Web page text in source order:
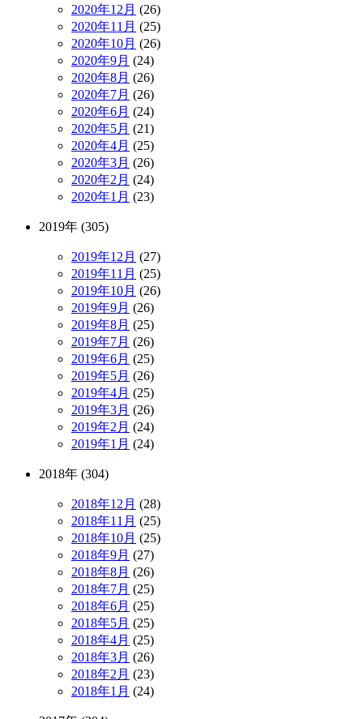
2020年12月 (26)
2020年11月 (25)
2020年10月 (26)
2020年9月 (24)
2020年8月 (26)
2020年7月 (26)
2020年6月 (24)
2020年5月 (21)
2020年4月 (25)
2020年3月 (26)
2020年2月 (24)
2020年1月 (23)
2019年 (305)
2019年12月 (27)
2019年11月 (25)
2019年10月 (26)
2019年9月 (26)
2019年8月 (25)
2019年7月 (26)
2019年6月 (25)
2019年5月 (26)
2019年4月 (25)
2019年3月 (26)
2019年2月 (24)
2019年1月 (24)
2018年 (304)
2018年12月 (28)
2018年11月 (25)
2018年10月 (25)
2018年9月 (27)
2018年8月 (26)
2018年7月 (25)
2018年6月 (25)
2018年5月 (25)
2018年4月 (25)
2018年3月 (26)
2018年2月 (23)
2018年1月 (24)